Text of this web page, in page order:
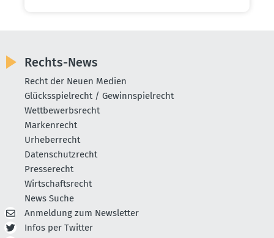
Rechts-News
Recht der Neuen Medien
Glücksspielrecht / Gewinnspielrecht
Wettbewerbsrecht
Markenrecht
Urheberrecht
Datenschutzrecht
Presserecht
Wirtschaftsrecht
News Suche
Anmeldung zum Newsletter
Infos per Twitter